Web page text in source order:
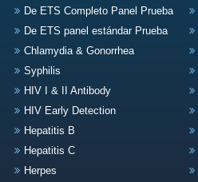
De ETS Completo Panel Prueba
De ETS panel estándar Prueba
Chlamydia & Gonorrhea
Syphilis
HIV I & II Antibody
HIV Early Detection
Hepatitis B
Hepatitis C
Herpes